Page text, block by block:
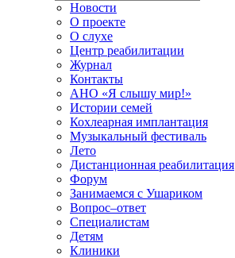
Новости
О проекте
О слухе
Центр реабилитации
Журнал
Контакты
АНО «Я слышу мир!»
Истории семей
Кохлеарная имплантация
Музыкальный фестиваль
Лето
Дистанционная реабилитация
Форум
Занимаемся с Ушариком
Вопрос–ответ
Специалистам
Детям
Клиники